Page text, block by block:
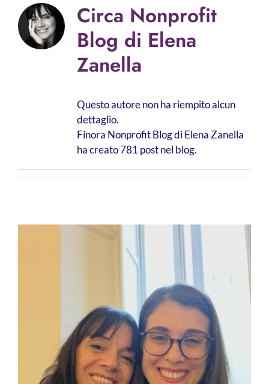
Circa Nonprofit
Blog di Elena
Zanella
Questo autore non ha riempito alcun
dettaglio.
Finora Nonprofit Blog di Elena Zanella
ha creato 781 post nel blog.